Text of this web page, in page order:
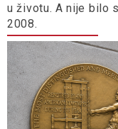
u životu. A nije bilo
2008.